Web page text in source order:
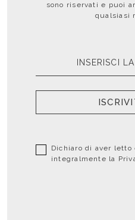
sono riservati e puoi
qualsiasi
Dichiaro di aver letto
integralmente la